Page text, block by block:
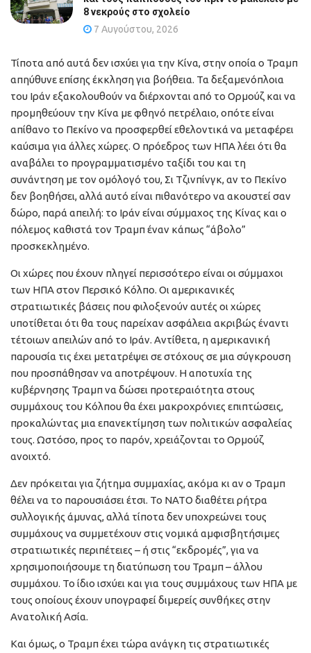
8 νεκρούς στο σχολείο
7 Αυγούστου, 2026
Τίποτα από αυτά δεν ισχύει για την Κίνα, στην οποία ο Τραμπ
απηύθυνε επίσης έκκληση για βοήθεια. Τα δεξαμενόπλοια
του Ιράν εξακολουθούν να διέρχονται από το Ορμούζ και να
προμηθεύουν την Κίνα με φθηνό πετρέλαιο, οπότε είναι
απίθανο το Πεκίνο να προσφερθεί εθελοντικά να μεταφέρει
καύσιμα για άλλες χώρες. Ο πρόεδρος των ΗΠΑ λέει ότι θα
αναβάλει το προγραμματισμένο ταξίδι του και τη
συνάντηση με τον ομόλογό του, Σι Τζινπίνγκ, αν το Πεκίνο
δεν βοηθήσει, αλλά αυτό είναι πιθανότερο να ακουστεί σαν
δώρο, παρά απειλή: το Ιράν είναι σύμμαχος της Κίνας και ο
πόλεμος καθιστά τον Τραμπ έναν κάπως “άβολο”
προσκεκλημένο.
Οι χώρες που έχουν πληγεί περισσότερο είναι οι σύμμαχοι
των ΗΠΑ στον Περσικό Κόλπο. Οι αμερικανικές
στρατιωτικές βάσεις που φιλοξενούν αυτές οι χώρες
υποτίθεται ότι θα τους παρείχαν ασφάλεια ακριβώς έναντι
τέτοιων απειλών από το Ιράν. Αντίθετα, η αμερικανική
παρουσία τις έχει μετατρέψει σε στόχους σε μια σύγκρουση
που προσπάθησαν να αποτρέψουν. Η αποτυχία της
κυβέρνησης Τραμπ να δώσει προτεραιότητα στους
συμμάχους του Κόλπου θα έχει μακροχρόνιες επιπτώσεις,
προκαλώντας μια επανεκτίμηση των πολιτικών ασφαλείας
τους. Ωστόσο, προς το παρόν, χρειάζονται το Ορμούζ
ανοιχτό.
Δεν πρόκειται για ζήτημα συμμαχίας, ακόμα κι αν ο Τραμπ
θέλει να το παρουσιάσει έτσι. Το ΝΑΤΟ διαθέτει ρήτρα
συλλογικής άμυνας, αλλά τίποτα δεν υποχρεώνει τους
συμμάχους να συμμετέχουν στις νομικά αμφισβητήσιμες
στρατιωτικές περιπέτειες – ή στις “εκδρομές”, για να
χρησιμοποιήσουμε τη διατύπωση του Τραμπ – άλλου
συμμάχου. Το ίδιο ισχύει και για τους συμμάχους των ΗΠΑ με
τους οποίους έχουν υπογραφεί διμερείς συνθήκες στην
Ανατολική Ασία.
Και όμως, ο Τραμπ έχει τώρα ανάγκη τις στρατιωτικές